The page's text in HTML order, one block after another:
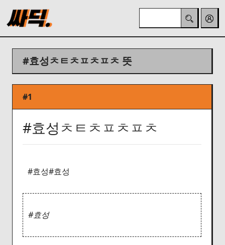
#효성ㅊㅌㅊㅍㅊㅍㅊ 뜻
#1
#효성ㅊㅌㅊㅍㅊㅍㅊ
#효성#효성
#효성